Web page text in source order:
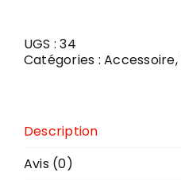
NOIR
GROS
UGS :34
Catégories :Accessoire,
Description
Avis (0)